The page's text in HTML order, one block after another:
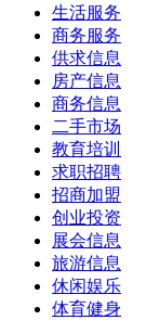
生活服务
商务服务
供求信息
房产信息
商务信息
二手市场
教育培训
求职招聘
招商加盟
创业投资
展会信息
旅游信息
休闲娱乐
体育健身